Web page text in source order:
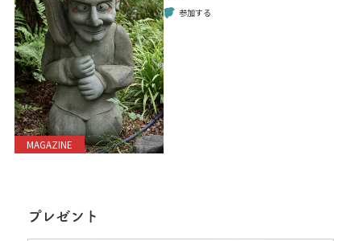
MAGAZINE
参加する
プレゼント